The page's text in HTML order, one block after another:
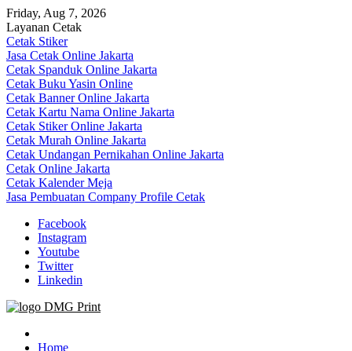
Skip
to
content
Friday, Aug 7, 2026
Layanan Cetak
Cetak Stiker
Jasa Cetak Online Jakarta
Cetak Spanduk Online Jakarta
Cetak Buku Yasin Online
Cetak Banner Online Jakarta
Cetak Kartu Nama Online Jakarta
Cetak Stiker Online Jakarta
Cetak Murah Online Jakarta
Cetak Undangan Pernikahan Online Jakarta
Cetak Online Jakarta
Cetak Kalender Meja
Jasa Pembuatan Company Profile Cetak
Facebook
Instagram
Youtube
Twitter
Linkedin
Jasa Cetak Online DMG Printing
Home